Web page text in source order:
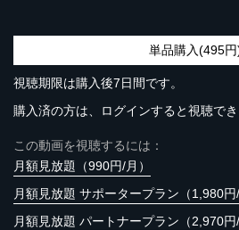
単品購入(495円
視聴期限は購入後7日間です。
購入済の方は、ログインすると視聴で
この動画を視聴するには：
月額見放題（990円/月）
月額見放題 サポータープラン（1,980円/
月額見放題 パートナープラン（2,970円/